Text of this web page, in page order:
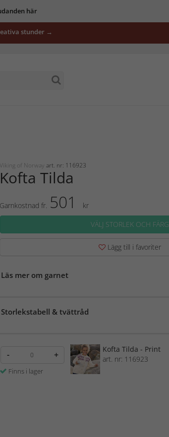
här
stunder →
Viking of Norway art. nr: 116923
Kofta Tilda
Garnkostnad fr. 501
kr
VÄLJ STORLEK OCH FÄRG
Lägg till i favoriter
Läs mer om garnet
Storlekstabell & tvättråd
- +
Finns i lager
Kofta Tilda - Print
art. nr: 116923